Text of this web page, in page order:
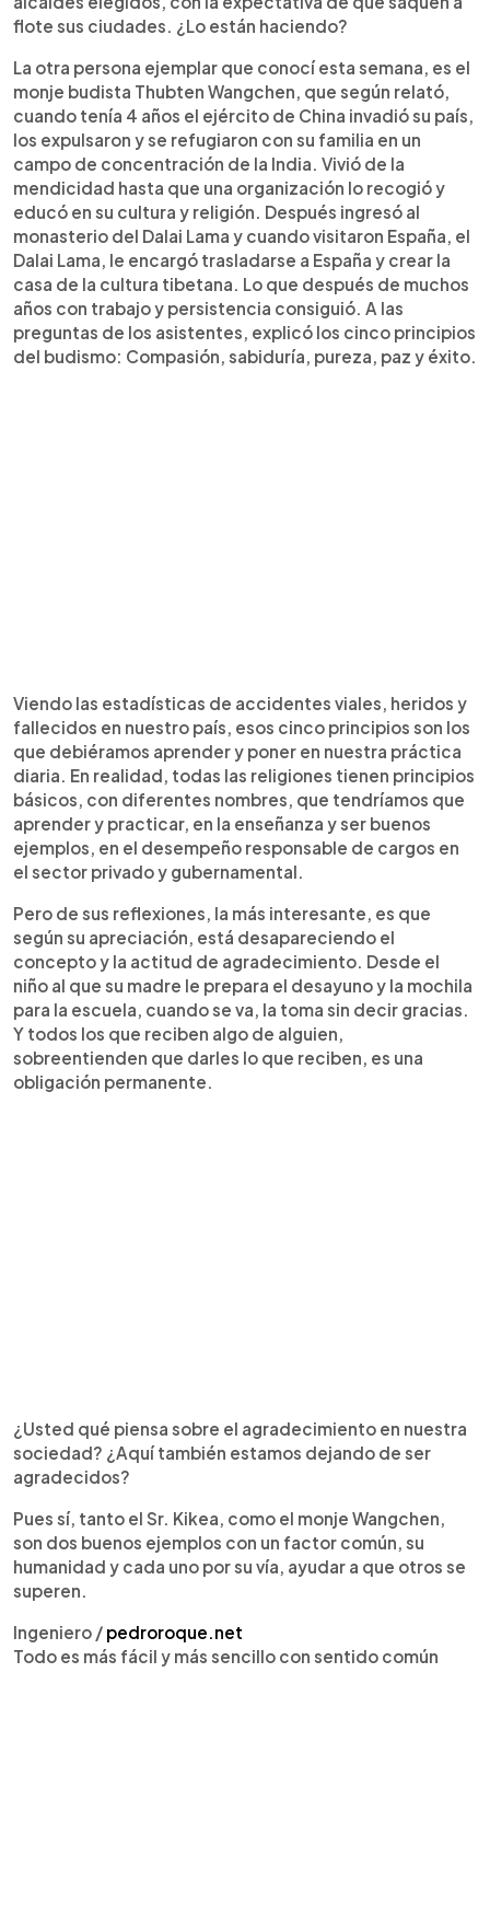
flote sus ciudades. ¿Lo están haciendo?
La otra persona ejemplar que conocí esta semana, es el
monje budista Thubten Wangchen, que según relató,
cuando tenía 4 años el ejército de China invadió su país,
los expulsaron y se refugiaron con su familia en un
campo de concentración de la India. Vivió de la
mendicidad hasta que una organización lo recogió y
educó en su cultura y religión. Después ingresó al
monasterio del Dalai Lama y cuando visitaron España, el
Dalai Lama, le encargó trasladarse a España y crear la
casa de la cultura tibetana. Lo que después de muchos
años con trabajo y persistencia consiguió. A las
preguntas de los asistentes, explicó los cinco principios
del budismo: Compasión, sabiduría, pureza, paz y éxito.
Viendo las estadísticas de accidentes viales, heridos y
fallecidos en nuestro país, esos cinco principios son los
que debiéramos aprender y poner en nuestra práctica
diaria. En realidad, todas las religiones tienen principios
básicos, con diferentes nombres, que tendríamos que
aprender y practicar, en la enseñanza y ser buenos
ejemplos, en el desempeño responsable de cargos en
el sector privado y gubernamental.
Pero de sus reflexiones, la más interesante, es que
según su apreciación, está desapareciendo el
concepto y la actitud de agradecimiento. Desde el
niño al que su madre le prepara el desayuno y la mochila
para la escuela, cuando se va, la toma sin decir gracias.
Y todos los que reciben algo de alguien,
sobreentienden que darles lo que reciben, es una
obligación permanente.
¿Usted qué piensa sobre el agradecimiento en nuestra
sociedad? ¿Aquí también estamos dejando de ser
agradecidos?
Pues sí, tanto el Sr. Kikea, como el monje Wangchen,
son dos buenos ejemplos con un factor común, su
humanidad y cada uno por su vía, ayudar a que otros se
superen.
Ingeniero / pedroroque.net
Todo es más fácil y más sencillo con sentido común